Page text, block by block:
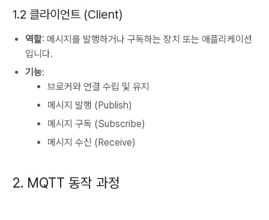
1.2 클라이언트 (Client)
역할: 메시지를 발행하거나 구독하는 장치 또는 애플리케이션
입니다.
기능:
브로커와 연결 수립 및 유지
메시지 발행 (Publish)
메시지 구독 (Subscribe)
메시지 수신 (Receive)
2. MQTT 동작 과정